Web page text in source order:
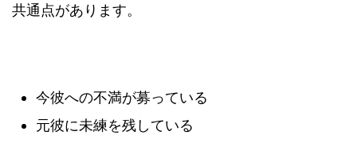
共通点があります。
今彼への不満が募っている
元彼に未練を残している